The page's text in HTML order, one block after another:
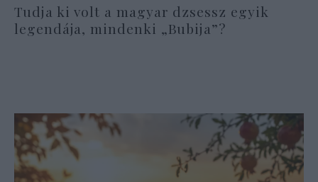
Tudja ki volt a magyar dzsessz egyik
legendája, mindenki „Bubija”?